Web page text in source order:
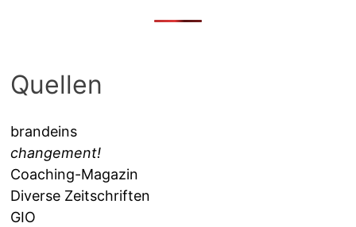
Quellen
brandeins
changement!
Coaching-Magazin
Diverse Zeitschriften
GIO